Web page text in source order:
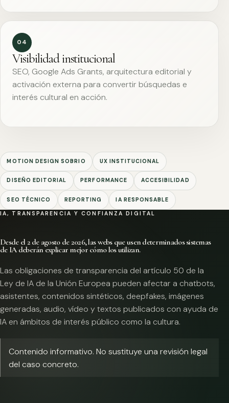
04
Visibilidad institucional
SEO, Google Ads Grants, arquitectura editorial y
activación externa para convertir búsquedas e
interés cultural en acción.
MOTION DESIGN SOBRIO UX INSTITUCIONAL
DISEÑO EDITORIAL PERFORMANCE ACCESIBILIDAD
SEO TÉCNICO REPORTING IA RESPONSABLE
IA, TRANSPARENCIA Y CONFIANZA DIGITAL
Desde el 2 de agosto de 2026, las webs que usen determinados sistemas
de IA deberán explicar mejor cómo los utilizan.
Las obligaciones de transparencia del artículo 50 de la
Ley de IA de la Unión Europea pueden afectar a chatbots,
asistentes, contenidos sintéticos, deepfakes, imágenes
generadas, audio, vídeo y textos publicados con ayuda de
IA en ámbitos de interés público como la cultura.
Contenido informativo. No sustituye una revisión legal
del caso concreto.